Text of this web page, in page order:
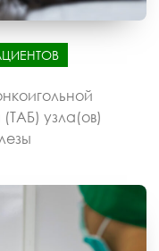
узла(ов)